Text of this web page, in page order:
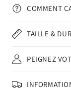
COMMENT
TAILLE &
PEIGNEZ